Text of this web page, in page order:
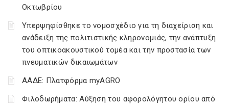
Οκτωβρίου
Υπερψηφίσθηκε το νομοσχέδιο για τη διαχείριση και
ανάδειξη της πολιτιστικής κληρονομιάς, την ανάπτυξη
του οπτικοακουστικού τομέα και την προστασία των
πνευματικών δικαιωμάτων
ΑΑΔΕ: Πλατφόρμα myAGRO
Φιλοδωρήματα: Αύξηση του αφορολόγητου ορίου από